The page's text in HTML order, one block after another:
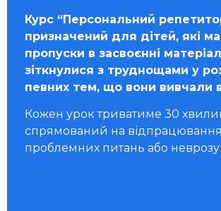
Курс “Персональний
призначений для дітей, які
пропуски в засвоєнні
зіткнулися з труднощами у
певних тем, що вони вивчали
Кожен урок триватиме 30
спрямований на
проблемних питань або